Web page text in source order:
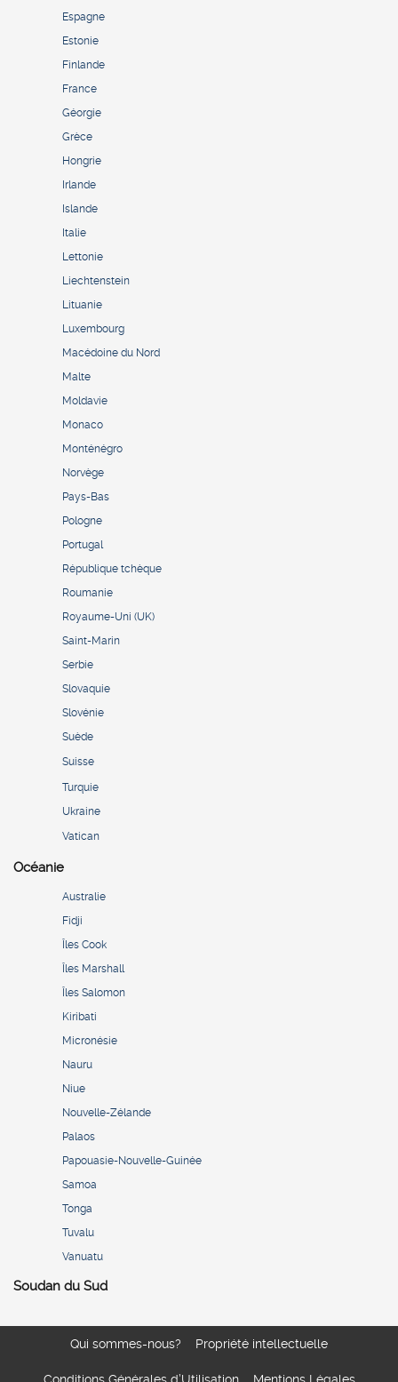
Espagne
Estonie
Finlande
France
Géorgie
Grèce
Hongrie
Irlande
Islande
Italie
Lettonie
Liechtenstein
Lituanie
Luxembourg
Macédoine du Nord
Malte
Moldavie
Monaco
Monténégro
Norvège
Pays-Bas
Pologne
Portugal
République tchèque
Roumanie
Royaume-Uni (UK)
Saint-Marin
Serbie
Slovaquie
Slovénie
Suède
Suisse
Turquie
Ukraine
Vatican
Océanie
Australie
Fidji
Îles Cook
Îles Marshall
Îles Salomon
Kiribati
Micronésie
Nauru
Niue
Nouvelle-Zélande
Palaos
Papouasie-Nouvelle-Guinée
Samoa
Tonga
Tuvalu
Vanuatu
Soudan du Sud
Qui sommes-nous? Propriété intellectuelle